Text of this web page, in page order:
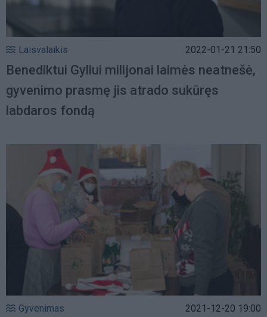
Laisvalaikis 2022-01-21 21:50
Benediktui Gyliui milijonai laimės neatnešė,
gyvenimo prasmę jis atrado sukūręs
labdaros fondą
Gyvenimas 2021-12-20 19:00